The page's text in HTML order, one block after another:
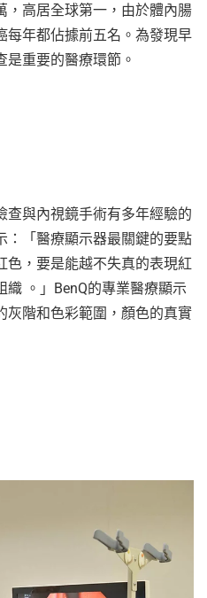
，高居全球第一，由於體內腸
每年都佔據前五名。為發現早
重要的醫療環節。
查與內視鏡手術有多年經驗的
：「醫療顯示器最關鍵的要點
色，要是能越不失真的表現紅
。」BenQ的專業醫療顯示
灰階和色彩範圍，顏色的真實